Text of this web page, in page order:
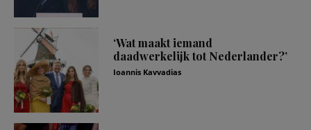
‘Wat maakt iemand
daadwerkelijk tot Nederlander?’
Ioannis Kavvadias